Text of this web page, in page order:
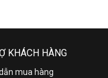
KHÁCH HÀNG
mua hàng